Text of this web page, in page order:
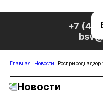
+7
Главная Новости
Новости